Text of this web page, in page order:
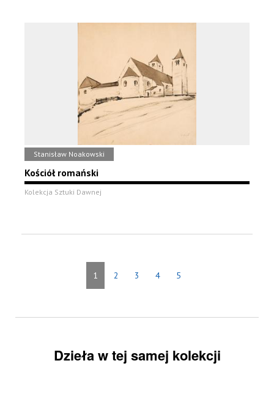
Stanisław Noakowski
Kościół romański
Kolekcja Sztuki Dawnej
1 2 3 4 5
Dzieła w tej samej kolekcji